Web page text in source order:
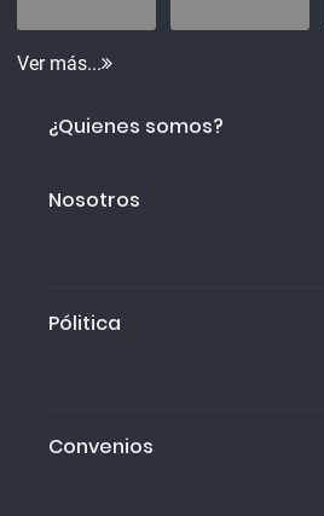
Ver más...
¿Quienes somos?
Nosotros
Pólitica
Convenios